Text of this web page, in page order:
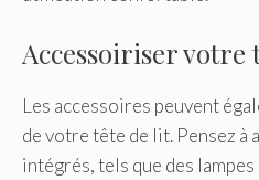
Accessoiriser votre
Les accessoires peuvent
de votre tête de lit. Pensez à
intégrés, tels que des